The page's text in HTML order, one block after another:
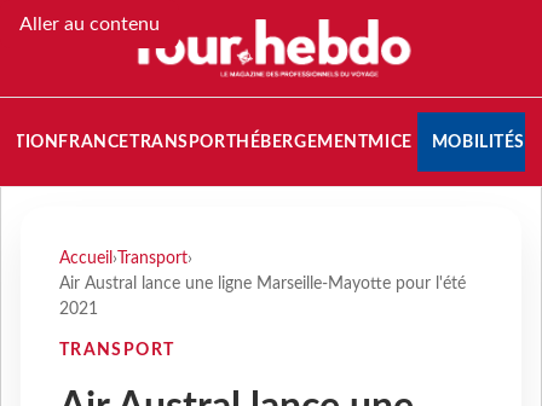
Aller au contenu
FRANCETRANSPORT HÉBERGEMENTMICE MOBILITÉS
Accueil › Transport›
Air Austral lance une ligne Marseille-Mayotte pour l'été
2021
TRANSPORT